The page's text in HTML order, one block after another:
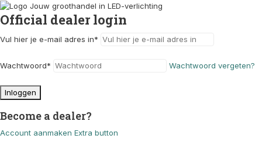
Official dealer login
Vul hier je e-mail adres in*
Wachtwoord* Wachtwoord vergeten?
Inloggen
Become a dealer?
Account aanmaken Extra button